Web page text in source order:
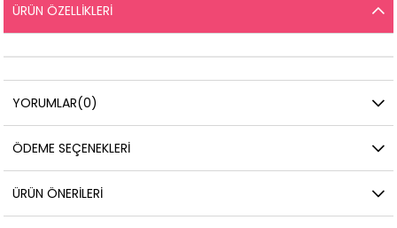
ÜRÜN ÖZELLIKLERI
YORUMLAR(0)
ÖDEME SEÇENEKLERI
ÜRÜN ÖNERILERI